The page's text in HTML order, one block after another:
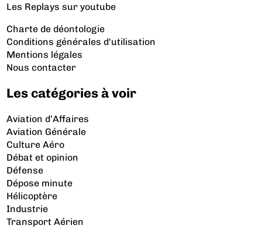
Les Replays sur youtube
Charte de déontologie
Conditions générales d'utilisation
Mentions légales
Nous contacter
Les catégories à voir
Aviation d’Affaires
Aviation Générale
Culture Aéro
Débat et opinion
Défense
Dépose minute
Hélicoptère
Industrie
Transport Aérien